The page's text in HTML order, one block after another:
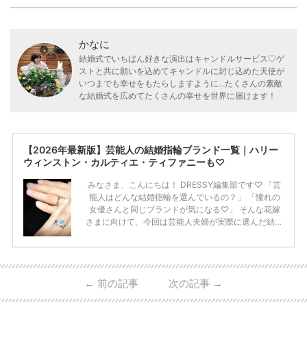
かなに
結婚式でいちばん好きな演出はキャンドルサービス♡ゲ
ストと共に願いを込めてキャンドルに封じ込めた天使が
いつまでも幸せをもたらしますように...たくさんの素敵
な結婚式を広めてたくさんの幸せを世界に届けます！
【2026年最新版】芸能人の結婚指輪ブランド一覧｜ハリー
ウィンストン・カルティエ・ティファニーも♡
みなさま、こんにちは！ DRESSY編集部です♡ 「芸
能人はどんな結婚指輪を選んでいるの？」 「憧れの
女優さんと同じブランドが気になる♡」 そんな花嫁
さまに向けて、今回は芸能人夫婦が実際に選んだ結婚
ーウィンストンやカルティエ、ティファニーなど世界
日本で人気のブランドまで幅広くご紹介。 さらに、
・愛用している芸能人夫婦 ・リングの特徴や魅力 ・
← 前の記事 次の記事 →